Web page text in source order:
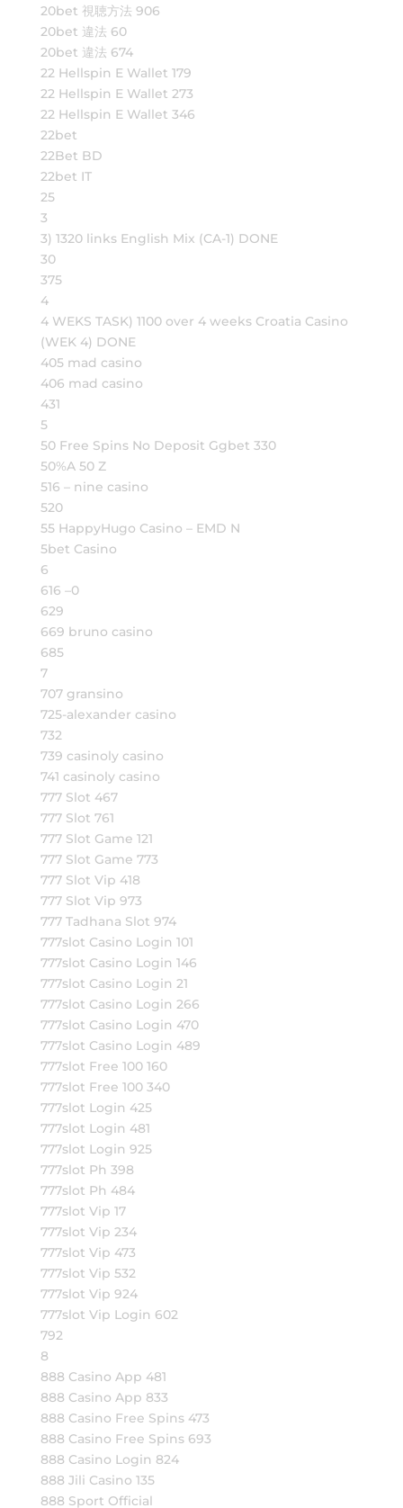
20bet 視聴方法 906
20bet 違法 60
20bet 違法 674
22 Hellspin E Wallet 179
22 Hellspin E Wallet 273
22 Hellspin E Wallet 346
22bet
22Bet BD
22bet IT
25
3
3) 1320 links English Mix (CA-1) DONE
30
375
4
4 WEKS TASK) 1100 over 4 weeks Croatia Casino
(WEK 4) DONE
405 mad casino
406 mad casino
431
5
50 Free Spins No Deposit Ggbet 330
50%A 50 Z
516 – nine casino
520
55 HappyHugo Casino – EMD N
5bet Casino
6
616 –0
629
669 bruno casino
685
7
707 gransino
725-alexander casino
732
739 casinoly casino
741 casinoly casino
777 Slot 467
777 Slot 761
777 Slot Game 121
777 Slot Game 773
777 Slot Vip 418
777 Slot Vip 973
777 Tadhana Slot 974
777slot Casino Login 101
777slot Casino Login 146
777slot Casino Login 21
777slot Casino Login 266
777slot Casino Login 470
777slot Casino Login 489
777slot Free 100 160
777slot Free 100 340
777slot Login 425
777slot Login 481
777slot Login 925
777slot Ph 398
777slot Ph 484
777slot Vip 17
777slot Vip 234
777slot Vip 473
777slot Vip 532
777slot Vip 924
777slot Vip Login 602
792
8
888 Casino App 481
888 Casino App 833
888 Casino Free Spins 473
888 Casino Free Spins 693
888 Casino Login 824
888 Jili Casino 135
888 Sport Official